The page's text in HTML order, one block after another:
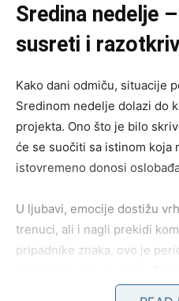
Sredina nedelje
susreti i
Kako dani odmiču, situacije
Sredinom nedelje dolazi do
projekta. Ono što je bilo
će se suočiti sa istinom koja
istovremeno donosi
U ljubavi, emocije dostižu
trenuci, ali i nagli prekidi
pripadnike znaka, ovo je
koje izgleda gotovo